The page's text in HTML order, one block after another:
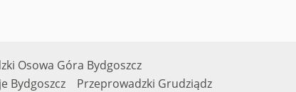
Osowa Góra Bydgoszcz
Bydgoszcz
Przeprowadzki Grudziądz